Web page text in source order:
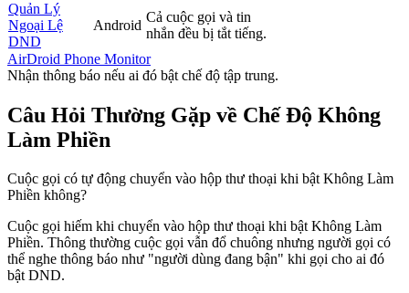
Quản Lý
Ngoại Lệ
DND
Android
Cả cuộc gọi và tin
nhắn đều bị tắt tiếng.
AirDroid Phone Monitor
Nhận thông báo nếu ai đó bật chế độ tập trung.
Câu Hỏi Thường Gặp về Chế Độ Không
Làm Phiền
Cuộc gọi có tự động chuyển vào hộp thư thoại khi bật Không Làm
Phiền không?
Cuộc gọi hiếm khi chuyển vào hộp thư thoại khi bật Không Làm
Phiền. Thông thường cuộc gọi vẫn đổ chuông nhưng người gọi có
thể nghe thông báo như "người dùng đang bận" khi gọi cho ai đó
bật DND.